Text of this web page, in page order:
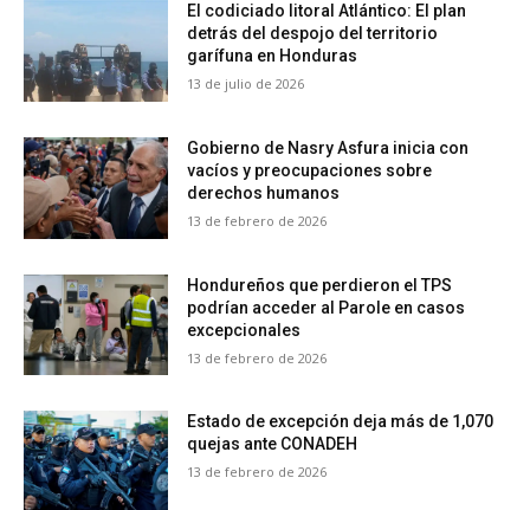
El codiciado litoral Atlántico: El plan
detrás del despojo del territorio
garífuna en Honduras
13 de julio de 2026
Gobierno de Nasry Asfura inicia con
vacíos y preocupaciones sobre
derechos humanos
13 de febrero de 2026
Hondureños que perdieron el TPS
podrían acceder al Parole en casos
excepcionales
13 de febrero de 2026
Estado de excepción deja más de 1,070
quejas ante CONADEH
13 de febrero de 2026